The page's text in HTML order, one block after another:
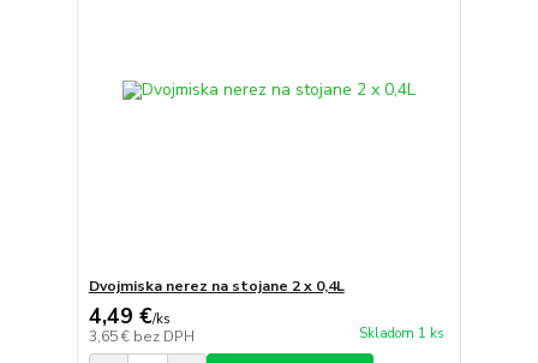
Dvojmiska nerez na stojane 2 x 0,4L
4,49 €/ks
3,65 € bez DPH Skladom 1 ks